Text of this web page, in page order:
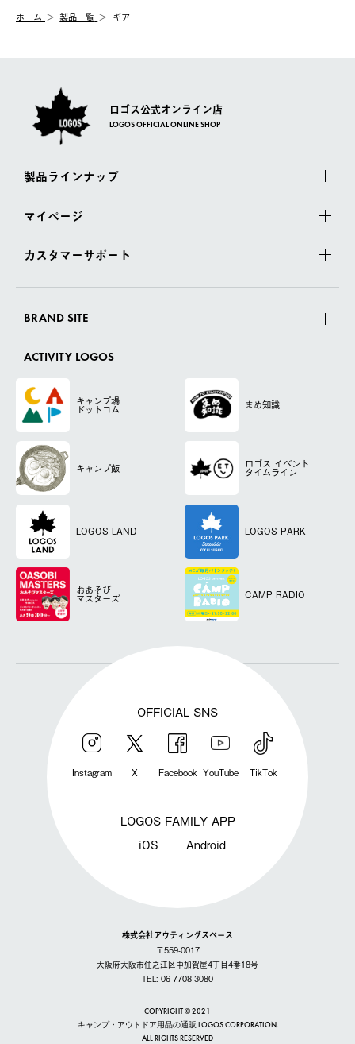
【配送業者】
佐川急便にて配送されます。
一度お手元の商品を返品いただき、ご希望商品を再注文してくだ
ホーム 製品一覧 ギア
ロゴス公式オンライン店
LOGOS OFFICIAL ONLINE SHOP
製品ラインナップ
マイページ
カスタマーサポート
BRAND SITE
ACTIVITY LOGOS
キャンプ場
ドットコム まめ知識
キャンプ飯 ロゴス イベント
タイムライン
LOGOS LAND LOGOS PARK
おあそび
マスターズ CAMP RADIO
OFFICIAL SNS
Instagram X Facebook YouTube TikTok
LOGOS FAMILY APP
iOS Android
株式会社アウティングスペース
〒559-0017
大阪府大阪市住之江区中加賀屋4丁目4番18号
TEL: 06-7708-3080
COPYRIGHT © 2021
キャンプ・アウトドア用品の通販 LOGOS CORPORATION.
ALL RIGHTS RESERVED